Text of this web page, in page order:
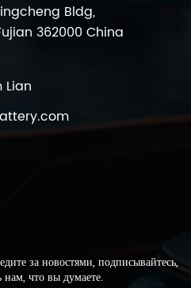
Bldg,
362000 China
Lian
за новостями, подписывайтесь,
нам, что вы думаете.